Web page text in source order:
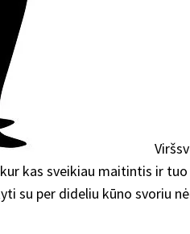
kas sveikiau maitintis ir
su per dideliu kūno svoriu